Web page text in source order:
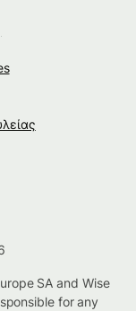
SA and Wise
for any